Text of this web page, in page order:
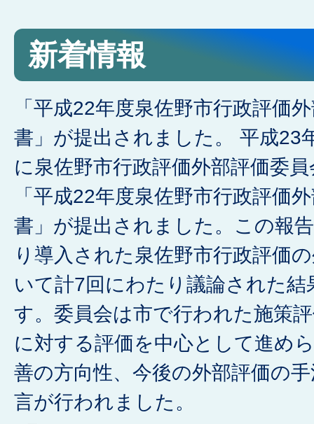
新着情報
「平成22年度泉佐野市行政評価
書」が提出されました。 平成23
に泉佐野市行政評価外部評価委
「平成22年度泉佐野市行政評価
書」が提出されました。この報
り導入された泉佐野市行政評価
いて計7回にわたり議論された
す。委員会は市で行われた施策
に対する評価を中心として進め
善の方向性、今後の外部評価の
言が行われました。